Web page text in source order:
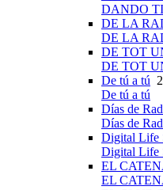
DANDO
DE LA
DE LA
DE TOT
DE TOT
De tú a tú
De tú a tú
Días de
Días de
Digital Life
Digital Life
EL
EL